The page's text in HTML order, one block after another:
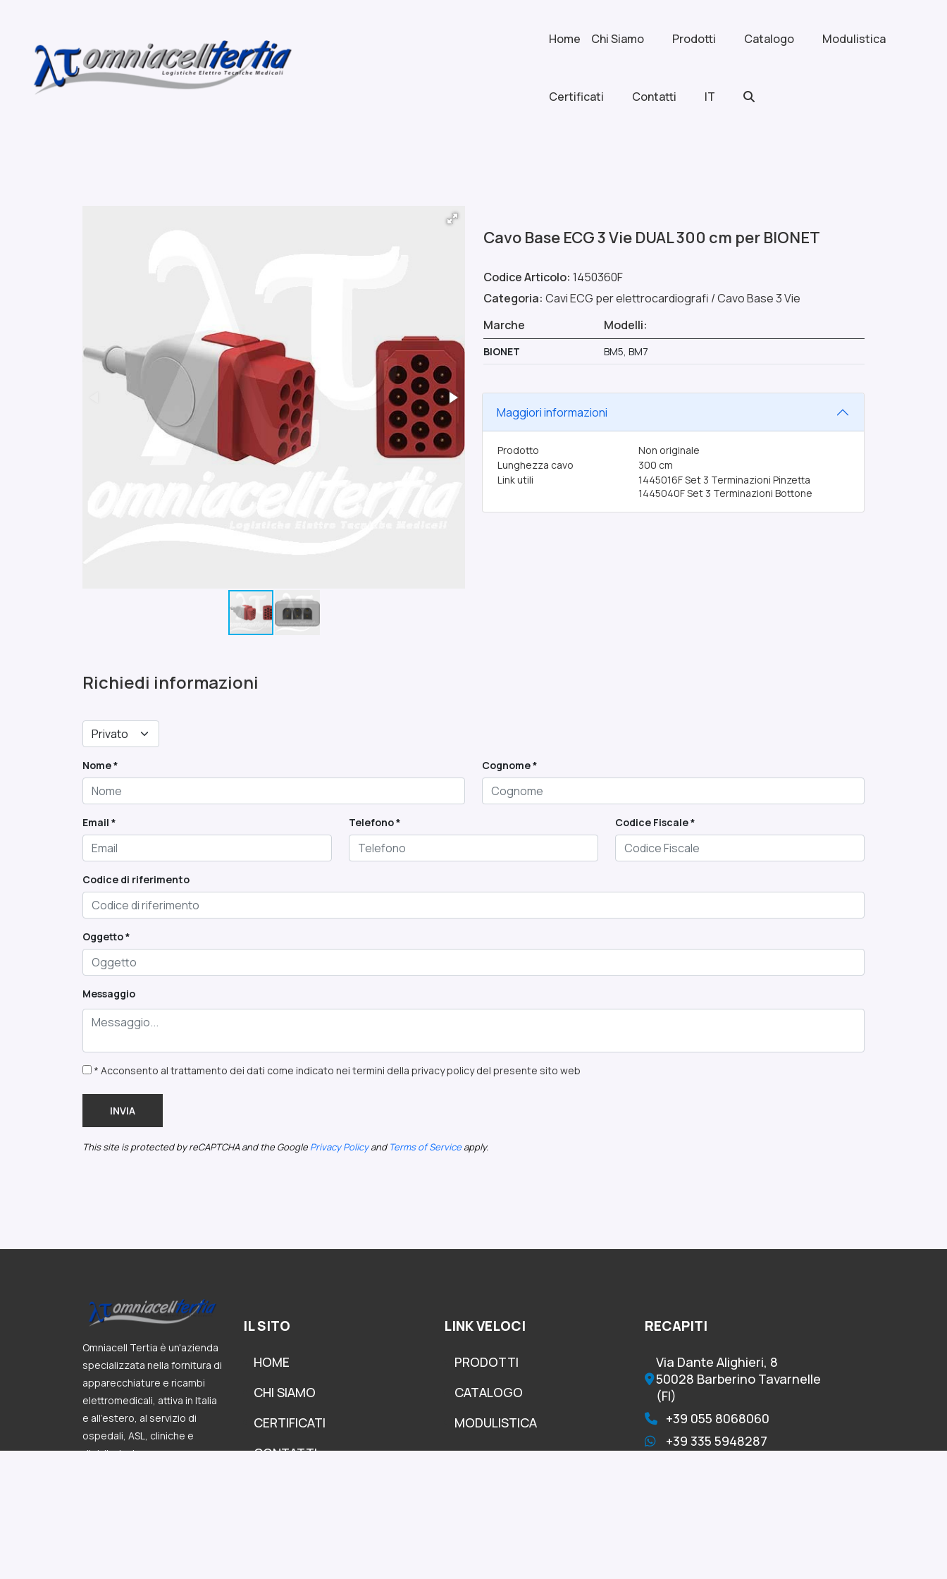
Home Chi Siamo Prodotti Catalogo Modulistica
Certificati Contatti IT
Cavo Base ECG 3 Vie DUAL 300 cm per BIONET
Codice Articolo: 1450360F
Categoria: Cavi ECG per elettrocardiografi /Cavo Base 3 Vie
Marche
Modelli:
BIONET BM5, BM7
Maggiori informazioni
Prodotto
Non originale
Lunghezza cavo
300 cm
Link utili
1445016FSet 3 Terminazioni Pinzetta
1445040FSet 3 Terminazioni Bottone
Richiedi informazioni
Nome * Cognome *
Email * Telefono * Codice Fiscale *
Codice di riferimento
Oggetto *
Messaggio
* Acconsento al trattamento dei dati come indicato nei termini della privacy policy del presente sito web
INVIA
This site is protected by reCAPTCHA and the Google Privacy Policyand Terms of Service apply.
Omniacell Tertia è un'azienda
specializzata nella fornitura di
apparecchiature e ricambi
elettromedicali, attiva in Italia
e all’estero, al servizio di
ospedali, ASL, cliniche e
distributori.
IL SITO
HOME
CHI SIAMO
CERTIFICATI
CONTATTI
LINK VELOCI
PRODOTTI
CATALOGO
MODULISTICA
RECAPITI
Via Dante Alighieri, 8
50028 Barberino Tavarnelle
(FI)
+39 055 8068060
+39 335 5948287